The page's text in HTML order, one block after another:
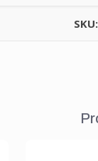
SKU: